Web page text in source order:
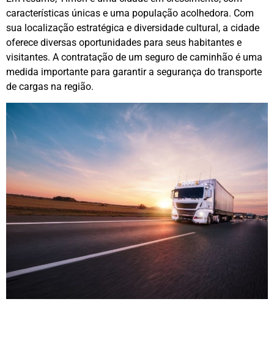
características únicas e uma população acolhedora. Com
sua localização estratégica e diversidade cultural, a cidade
oferece diversas oportunidades para seus habitantes e
visitantes. A contratação de um seguro de caminhão é uma
medida importante para garantir a segurança do transporte
de cargas na região.